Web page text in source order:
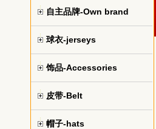
自主品牌-Own brand
球衣-jerseys
饰品-Accessories
皮带-Belt
帽子-hats